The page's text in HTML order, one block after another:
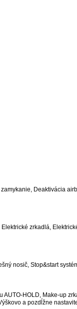
Deaktivácia
zrkadlá,
nosič, Stop&start
HOLD, Make-up
a pozdĺžne